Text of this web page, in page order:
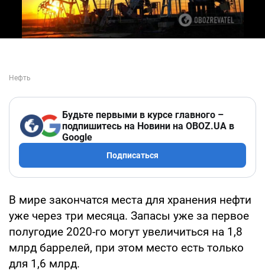
Будьте первыми в курсе главного –
подпишитесь на Новини на OBOZ.UA в
Google
Подписаться
В мире закончатся места для хранения нефти
уже через три месяца. Запасы уже за первое
полугодие 2020-го могут увеличиться на 1,8
млрд баррелей, при этом место есть только
для 1,6 млрд.